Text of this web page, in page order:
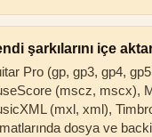
şarkılarını içe
Pro (gp, gp3, gp4,
(mscz, mscx),
(mxl, xml),
dosya ve